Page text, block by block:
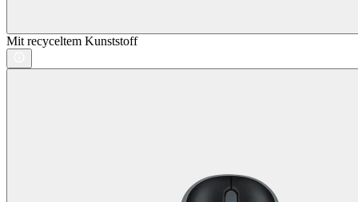
Mit recyceltem Kunststoff